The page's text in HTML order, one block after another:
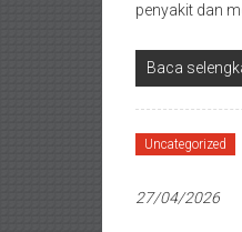
penyakit dan
Baca
Uncategorized
27/04/2026